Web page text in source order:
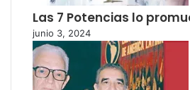
Las 7 Potencias lo
junio 3, 2024